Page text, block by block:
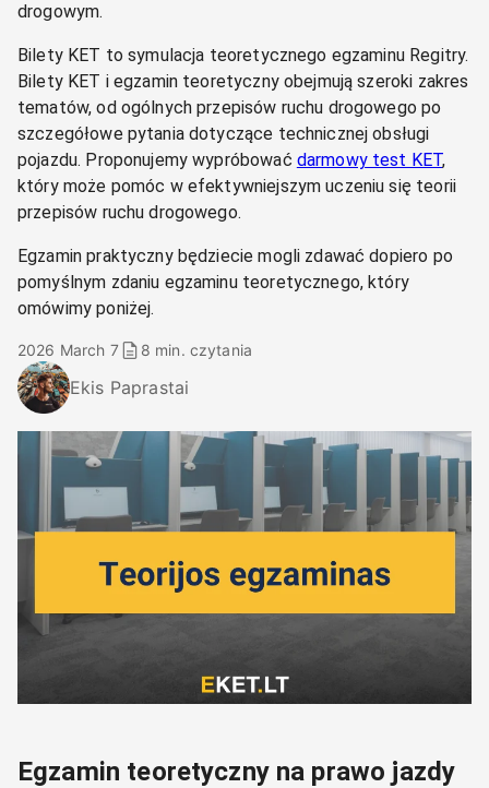
drogowym.
Bilety KET to symulacja teoretycznego egzaminu Regitry.
Bilety KET i egzamin teoretyczny obejmują szeroki zakres
tematów, od ogólnych przepisów ruchu drogowego po
szczegółowe pytania dotyczące technicznej obsługi
pojazdu. Proponujemy wypróbować darmowy test KET,
który może pomóc w efektywniejszym uczeniu się teorii
przepisów ruchu drogowego.
Egzamin praktyczny będziecie mogli zdawać dopiero po
pomyślnym zdaniu egzaminu teoretycznego, który
omówimy poniżej.
Ekis Paprastai
2026 March 7 8 min. czytania
Egzamin teoretyczny na prawo jazdy